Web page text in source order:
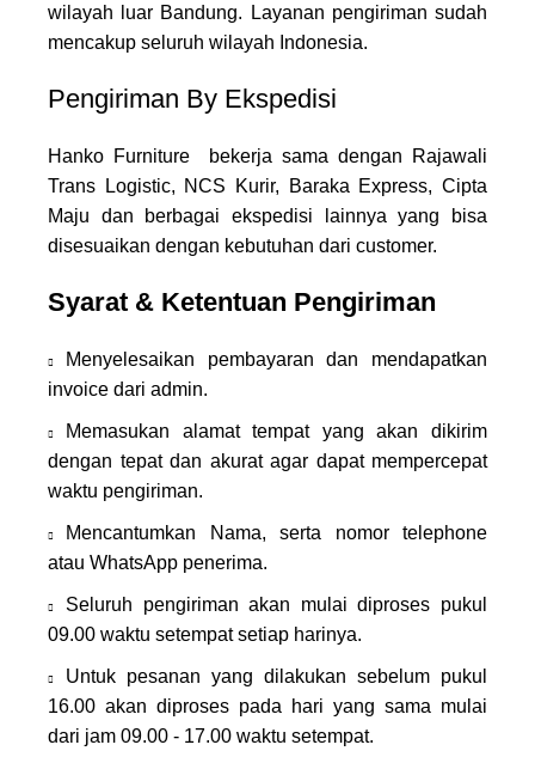
wilayah luar Bandung. Layanan pengiriman sudah
mencakup seluruh wilayah Indonesia.
Pengiriman By Ekspedisi
Hanko Furniture bekerja sama dengan Rajawali
Trans Logistic, NCS Kurir, Baraka Express, Cipta
Maju dan berbagai ekspedisi lainnya yang bisa
disesuaikan dengan kebutuhan dari customer.
Syarat & Ketentuan Pengiriman
Menyelesaikan pembayaran dan mendapatkan
invoice dari admin.
Memasukan alamat tempat yang akan dikirim
dengan tepat dan akurat agar dapat mempercepat
waktu pengiriman.
Mencantumkan Nama, serta nomor telephone
atau WhatsApp penerima.
Seluruh pengiriman akan mulai diproses pukul
09.00 waktu setempat setiap harinya.
Untuk pesanan yang dilakukan sebelum pukul
16.00 akan diproses pada hari yang sama mulai
dari jam 09.00 - 17.00 waktu setempat.